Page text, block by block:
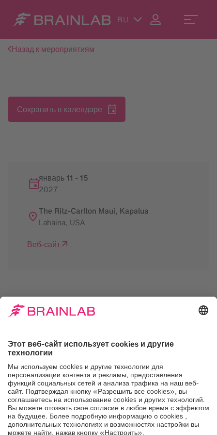
RU
Назад к мероприятиям
Сохранить в календаре
январь 11 - 15
2027
The Ritz-Carlton Maui, Kapalua
Lahaina, USA
Веб-сайт
Нам нужно ваше
сервиса Google Maps
Мы используем Google Maps, для
встраивания контента, который может
собирать данные о вашей активности.
Пожалуйста, ознакомьтесь с деталями и
примите услугу, чтобы увидеть этот
контент.